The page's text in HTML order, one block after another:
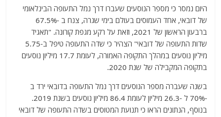
היום נמסר כי מספר הנוסעים שעברו דרך נמל התעופה הבינלאומי
של דובאי, אחד העמוסים בעולם בימי שגרה, צנח ב -67.5%
ברבעון הראשון של 2021, וזאת על רקע מגפת קורונה. "תאגיד
שדות התעופה של דובאי" הצהיר כי שדה התעופה טיפל ב-5.75
מיליון נוסעים במהלך התקופה האמורה, לעומת 17.7 מיליון נוסעים
בתקופה המקבילה של שנת 2020.
בשנה שעברה מספר הנוסעים דרך נמל התעופה בדובאי ירד ב
-70% ל -26.3 מיליון לעומת 86.4 מיליון נוסעים בשנת 2019.
בנוסף, הנתונים הראו כי תנועת המטוסים בשדה התעופה של דובאי